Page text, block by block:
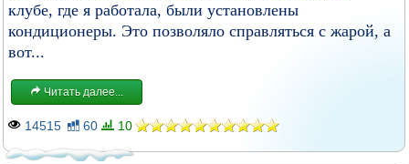
клубе, где я работала, были установлены
кондиционеры. Это позволяло справляться с жарой, а
вот...
Читать далее...
14515 60 10